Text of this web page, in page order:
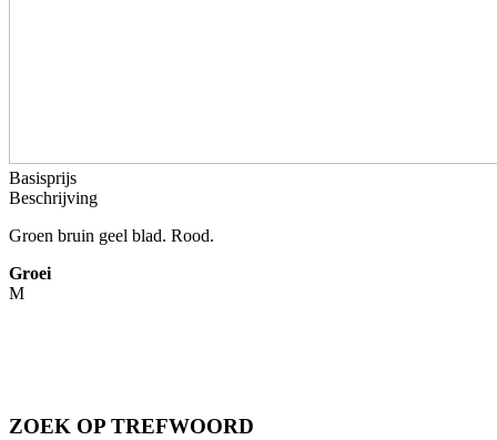
Basisprijs
Beschrijving
Groen bruin geel blad. Rood.
Groei
M
ZOEK OP TREFWOORD